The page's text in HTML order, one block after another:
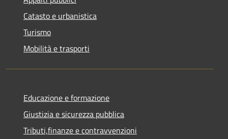
Catasto e urbanistica
Turismo
Mobilità e trasporti
Educazione e formazione
Giustizia e sicurezza pubblica
Tributi,finanze e contravvenzioni